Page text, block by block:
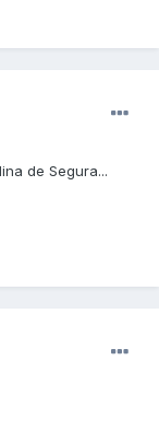
de Segura...